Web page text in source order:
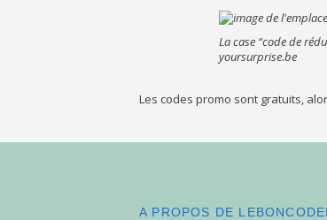
La case “code de
yoursurprise.be
Les codes promo sont gratuits,
A PROPOS DE